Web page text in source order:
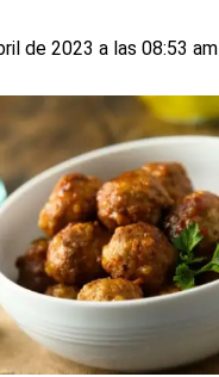
de 2023 a las 08:53 am